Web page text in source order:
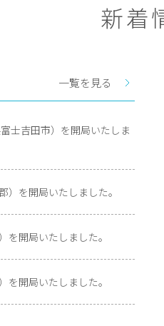
新着
一覧を見る
士吉田市）を開局いたしま
）を開局いたしました。
を開局いたしました。
を開局いたしました。